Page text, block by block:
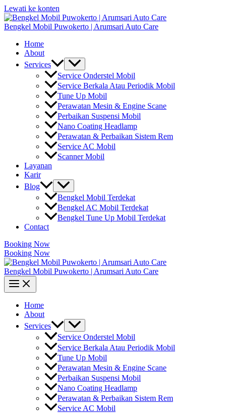
Lewati ke konten
Bengkel Mobil Puwokerto | Arumsari Auto Care
Home
About
Services
Service Onderstel Mobil
Service Berkala Atau Periodik Mobil
Tune Up Mobil
Perawatan Mesin & Engine Scane
Perbaikan Suspensi Mobil
Nano Coating Headlamp
Perawatan & Perbaikan Sistem Rem
Service AC Mobil
Scanner Mobil
Layanan
Karir
Blog
Bengkel Mobil Terdekat
Bengkel AC Mobil Terdekat
Bengkel Tune Up Mobil Terdekat
Contact
Booking Now
Booking Now
Bengkel Mobil Puwokerto | Arumsari Auto Care
Home
About
Services
Service Onderstel Mobil
Service Berkala Atau Periodik Mobil
Tune Up Mobil
Perawatan Mesin & Engine Scane
Perbaikan Suspensi Mobil
Nano Coating Headlamp
Perawatan & Perbaikan Sistem Rem
Service AC Mobil